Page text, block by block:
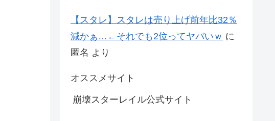
【スタレ】スタレは売り上げ前年比32％
減かぁ…←それでも2位ってヤバいｗ に
匿名 より
オススメサイト
崩壊スターレイル公式サイト